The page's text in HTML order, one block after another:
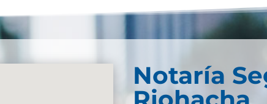
Notaría